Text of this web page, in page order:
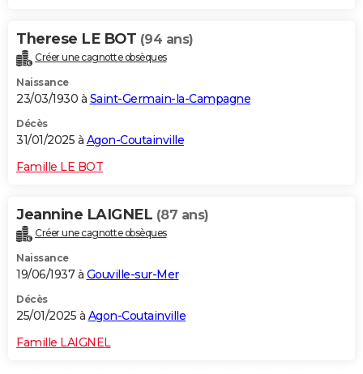
Therese LE BOT (94 ans)
Créer une cagnotte obsèques
Naissance
23/03/1930 à Saint-Germain-la-Campagne
Décès
31/01/2025 à Agon-Coutainville
Famille LE BOT
Jeannine LAIGNEL (87 ans)
Créer une cagnotte obsèques
Naissance
19/06/1937 à Gouville-sur-Mer
Décès
25/01/2025 à Agon-Coutainville
Famille LAIGNEL